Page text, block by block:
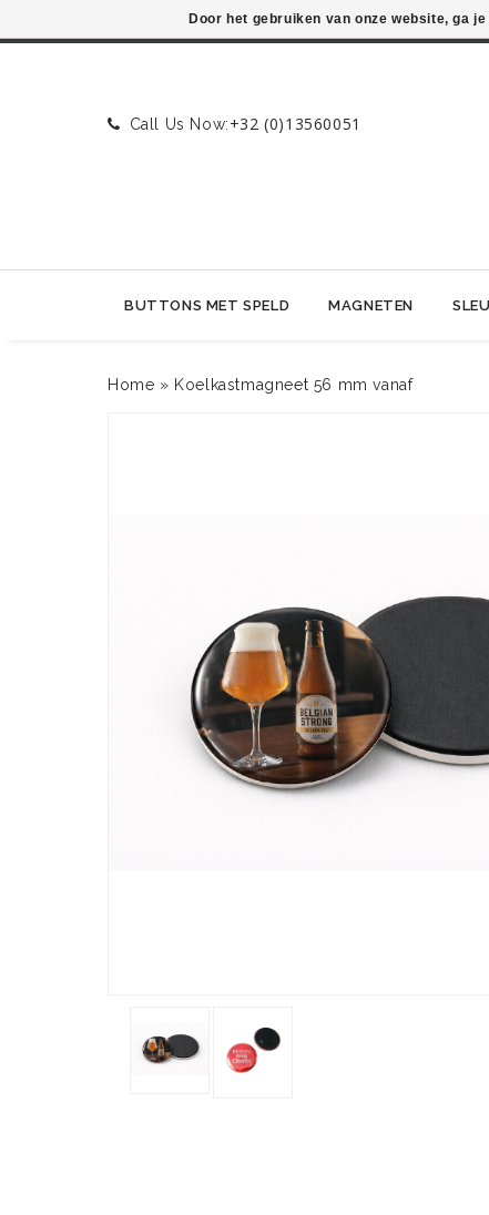
Call Us Now:+32 (0)13560051
BUTTONS MET SPELD MAGNETEN
Home » Koelkastmagneet 56 mm vanaf
Door het gebruiken van onze website, ga